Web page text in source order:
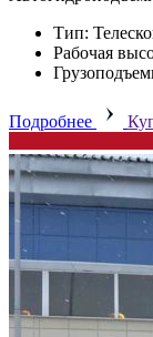
Тип:
Рабочая
Подробнее